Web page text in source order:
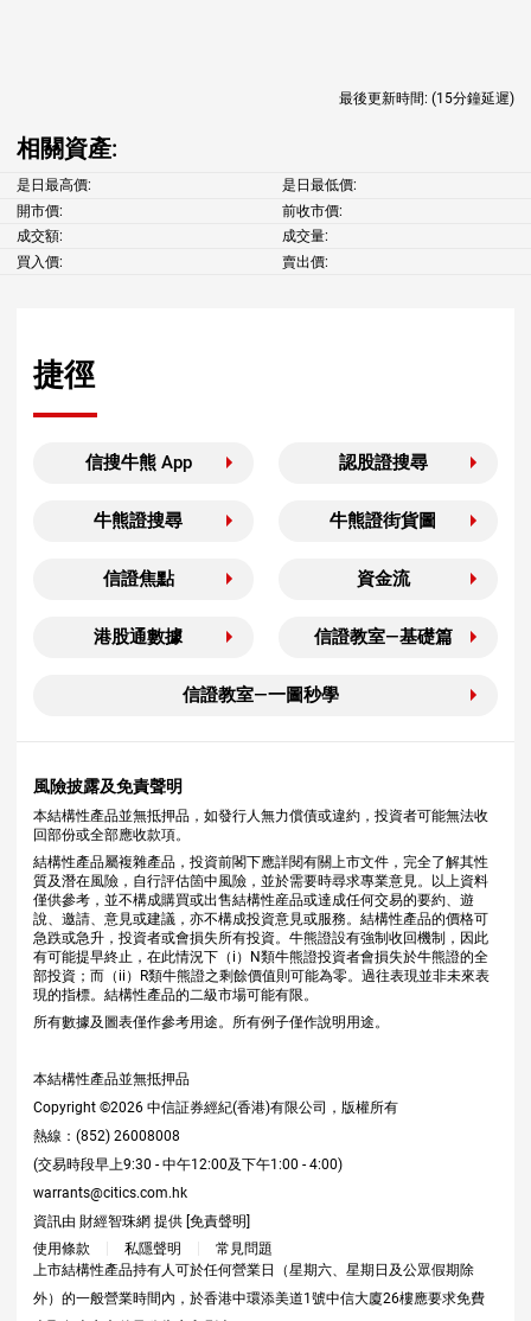
最後更新時間: (15分鐘延遲)
相關資產:
是日最高價:
是日最低價:
開市價:
前收市價:
成交額:
成交量:
買入價:
賣出價:
捷徑
信搜牛熊 App 認股證搜尋
牛熊證搜尋 牛熊證街貨圖
信證焦點 資金流
港股通數據 信證教室—基礎篇
信證教室—一圖秒學
風險披露及免責聲明
本結構性產品並無抵押品，如發行人無力償債或違約，投資者可能無法收
回部份或全部應收款項。
結構性產品屬複雜產品，投資前閣下應詳閱有關上市文件，完全了解其性
質及潛在風險，自行評估箇中風險，並於需要時尋求專業意見。以上資料
僅供參考，並不構成購買或出售結構性産品或達成任何交易的要約、遊
說、邀請、意見或建議，亦不構成投資意見或服務。結構性產品的價格可
急跌或急升，投資者或會損失所有投資。牛熊證設有強制收回機制，因此
有可能提早終止，在此情況下（i）N類牛熊證投資者會損失於牛熊證的全
部投資；而（ii）R類牛熊證之剩餘價值則可能為零。過往表現並非未來表
現的指標。結構性產品的二級市場可能有限。
所有數據及圖表僅作參考用途。所有例子僅作說明用途。
本結構性產品並無抵押品
Copyright ©2026 中信証券經紀(香港)有限公司，版權所有
熱線：(852) 26008008
(交易時段早上9:30 - 中午12:00及下午1:00 - 4:00)
warrants@citics.com.hk
資訊由 財經智珠網 提供 [免責聲明]
使用條款
私隱聲明
常見問題
上市結構性產品持有人可於任何營業日（星期六、星期日及公眾假期除
外）的一般營業時間內，於香港中環添美道1號中信大廈26樓應要求免費